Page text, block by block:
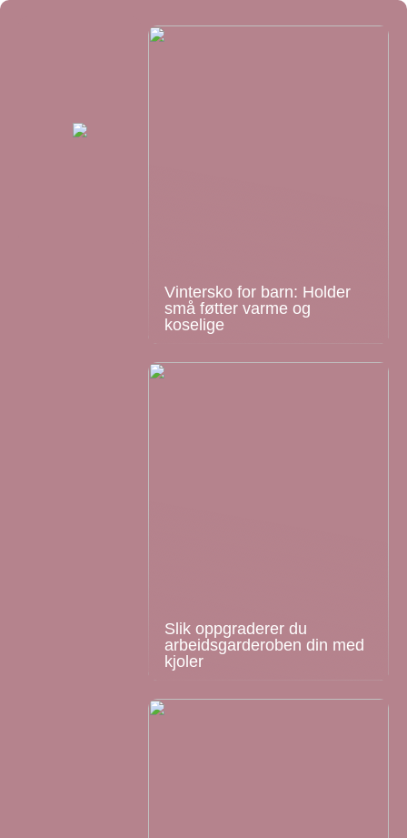
Vintersko for barn: Holder
små føtter varme og
koselige
Slik oppgraderer du
arbeidsgarderoben din med
kjoler